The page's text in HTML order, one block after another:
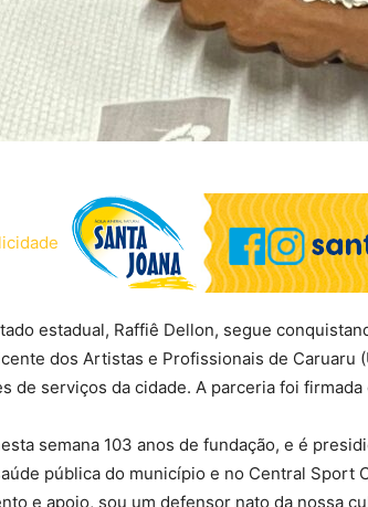
estadual, Raffiê Dellon, segue
dos Artistas e Profissionais de Caruaru
de serviços da cidade. A parceria foi
semana 103 anos de fundação, e é
pública do município e no Central Sport
e apoio, sou um defensor nato da nossa